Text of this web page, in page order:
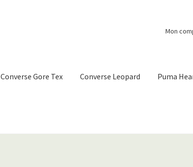
Mon
Converse Gore Tex Converse Leopard Puma